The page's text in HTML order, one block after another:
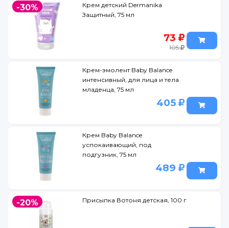
-30%
Крем детский Dermanika
Защитный, 75 мл
73
105
Крем-эмолент Baby Balance
интенсивный, для лица и тела
младенца, 75 мл
405
Крем Baby Balance
успокаивающий, под
подгузник, 75 мл
489
-20% Присыпка Вотоня детская, 100 г